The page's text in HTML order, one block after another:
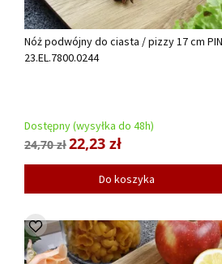
Nóż podwójny do ciasta / pizzy 17 cm
23.EL.7800.0244
Dostępny (wysyłka do 48h)
24,70 zł22,23 zł
Do koszyka